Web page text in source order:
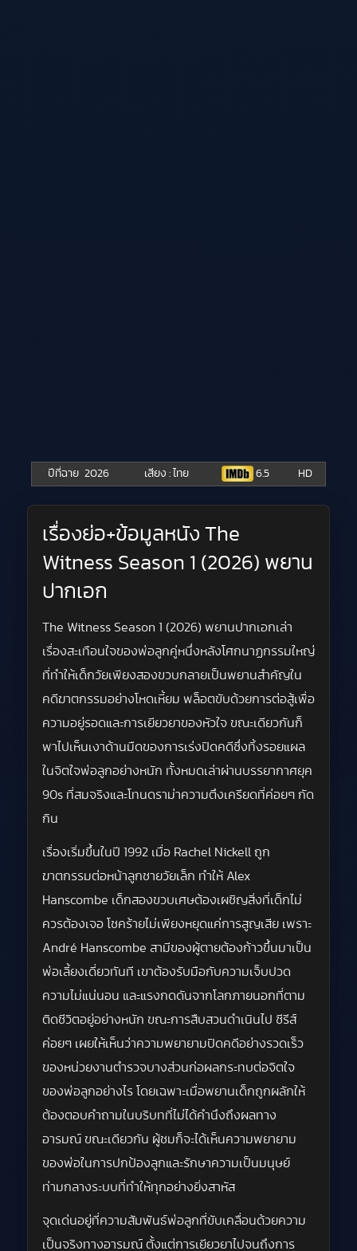
ปีที่ฉาย 2026 เสียง : ไทย 6.5 HD
เรื่องย่อ+ข้อมูลหนัง The
Witness Season 1 (2026) พยาน
ปากเอก
The Witness Season 1 (2026) พยานปากเอกเล่า
เรื่องสะเทือนใจของพ่อลูกคู่หนึ่งหลังโศกนาฏกรรมใหญ่
ที่ทำให้เด็กวัยเพียงสองขวบกลายเป็นพยานสำคัญใน
คดีฆาตกรรมอย่างโหดเหี้ยม พล็อตขับด้วยการต่อสู้เพื่อ
ความอยู่รอดและการเยียวยาของหัวใจ ขณะเดียวกันก็
พาไปเห็นเงาด้านมืดของการเร่งปิดคดีซึ่งทิ้งรอยแผล
ในจิตใจพ่อลูกอย่างหนัก ทั้งหมดเล่าผ่านบรรยากาศยุค
90s ที่สมจริงและโทนดราม่าความตึงเครียดที่ค่อยๆ กัด
กิน
เรื่องเริ่มขึ้นในปี 1992 เมื่อ Rachel Nickell ถูก
ฆาตกรรมต่อหน้าลูกชายวัยเล็ก ทำให้ Alex
Hanscombe เด็กสองขวบเศษต้องเผชิญสิ่งที่เด็กไม่
ควรต้องเจอ โชคร้ายไม่เพียงหยุดแค่การสูญเสีย เพราะ
André Hanscombe สามีของผู้ตายต้องก้าวขึ้นมาเป็น
พ่อเลี้ยงเดี่ยวทันที เขาต้องรับมือกับความเจ็บปวด
ความไม่แน่นอน และแรงกดดันจากโลกภายนอกที่ตาม
ติดชีวิตอยู่อย่างหนัก ขณะการสืบสวนดำเนินไป ซีรีส์
ค่อยๆ เผยให้เห็นว่าความพยายามปิดคดีอย่างรวดเร็ว
ของหน่วยงานตำรวจบางส่วนก่อผลกระทบต่อจิตใจ
ของพ่อลูกอย่างไร โดยเฉพาะเมื่อพยานเด็กถูกผลักให้
ต้องตอบคำถามในบริบทที่ไม่ได้คำนึงถึงผลทาง
อารมณ์ ขณะเดียวกัน ผู้ชมก็จะได้เห็นความพยายาม
ของพ่อในการปกป้องลูกและรักษาความเป็นมนุษย์
ท่ามกลางระบบที่ทำให้ทุกอย่างยิ่งสาหัส
จุดเด่นอยู่ที่ความสัมพันธ์พ่อลูกที่ขับเคลื่อนด้วยความ
เป็นจริงทางอารมณ์ ตั้งแต่การเยียวยาไปจนถึงการ